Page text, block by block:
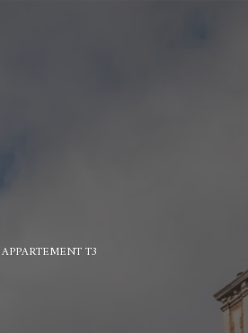
T3